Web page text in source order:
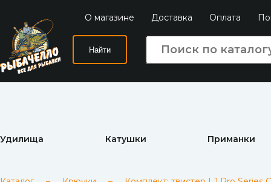
О магазине Доставка Оплата
Найти
Удилища Катушки Приманки